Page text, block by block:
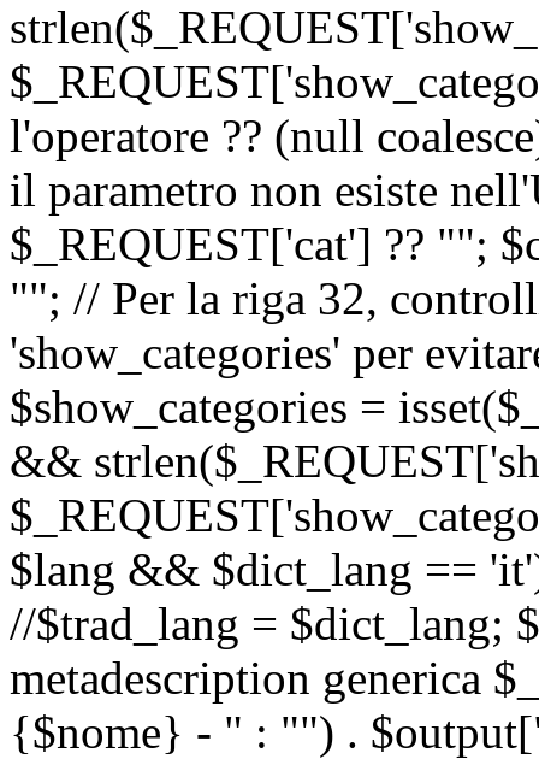
l'operatore ?? (null
il parametro non esiste
$_REQUEST['cat'] ?? "";
""; // Per la riga 32,
'show_categories' per
$show_categories =
&&
$lang && $dict_lang ==
//$trad_lang = $dict_lang;
metadescription generica
{$nome} - " : "") .